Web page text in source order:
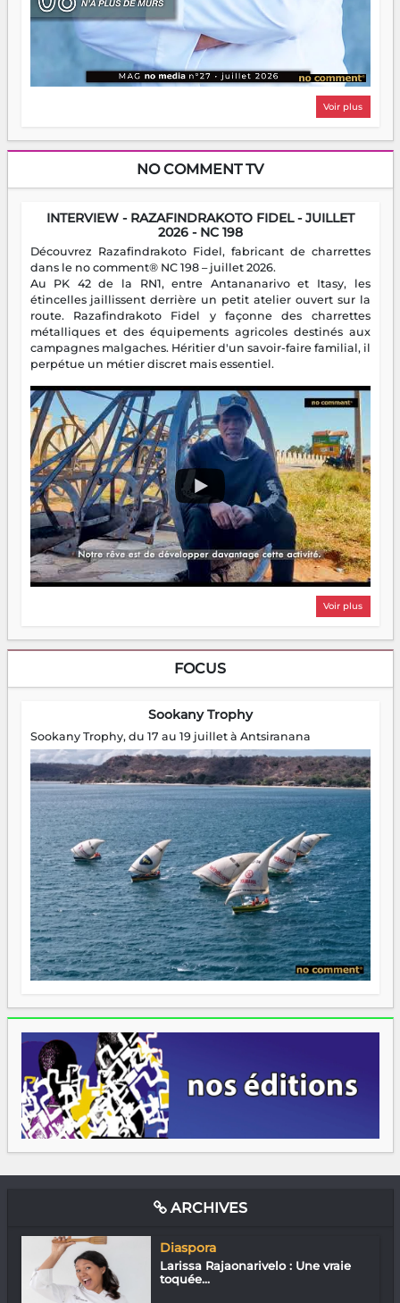
Voir plus
NO COMMENT TV
INTERVIEW - RAZAFINDRAKOTO FIDEL - JUILLET
2026 - NC 198
Découvrez Razafindrakoto Fidel, fabricant de charrettes
dans le no comment® NC 198 – juillet 2026.
Au PK 42 de la RN1, entre Antananarivo et Itasy, les
étincelles jaillissent derrière un petit atelier ouvert sur la
route. Razafindrakoto Fidel y façonne des charrettes
métalliques et des équipements agricoles destinés aux
campagnes malgaches. Héritier d'un savoir-faire familial, il
perpétue un métier discret mais essentiel.
Voir plus
FOCUS
Sookany Trophy
Sookany Trophy, du 17 au 19 juillet à Antsiranana
ARCHIVES
Diaspora
Larissa Rajaonarivelo : Une vraie
toquée...